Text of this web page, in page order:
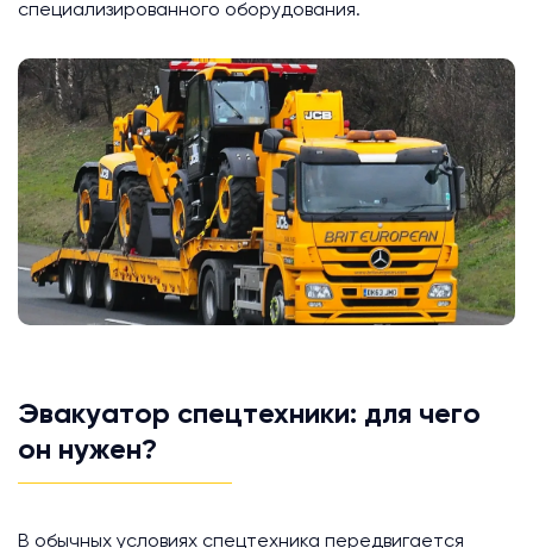
специализированного оборудования.
Эвакуатор спецтехники: для чего
он нужен?
В обычных условиях спецтехника передвигается